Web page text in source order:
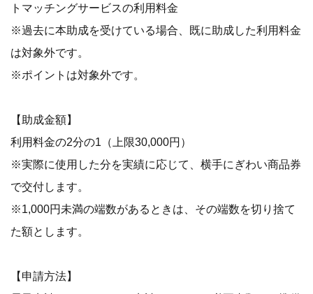
トマッチングサービスの利用料金
※過去に本助成を受けている場合、既に助成した利用料金
は対象外です。
※ポイントは対象外です。
【助成金額】
利用料金の2分の1（上限30,000円）
※実際に使用した分を実績に応じて、横手にぎわい商品券
で交付します。
※1,000円未満の端数があるときは、その端数を切り捨て
た額とします。
【申請方法】